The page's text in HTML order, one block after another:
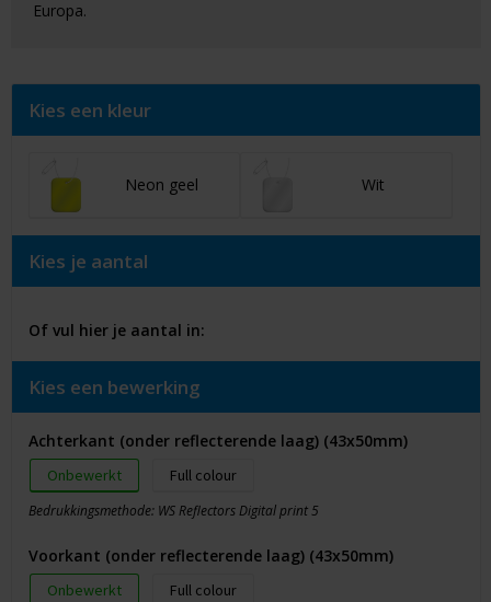
Europa.
Kies een kleur
Neon geel Wit
Kies je aantal
Of vul hier je aantal in:
Kies een bewerking
Achterkant (onder reflecterende laag) (43x50mm)
Onbewerkt Full colour
Bedrukkingsmethode: WS Reflectors Digital print 5
Voorkant (onder reflecterende laag) (43x50mm)
Onbewerkt Full colour